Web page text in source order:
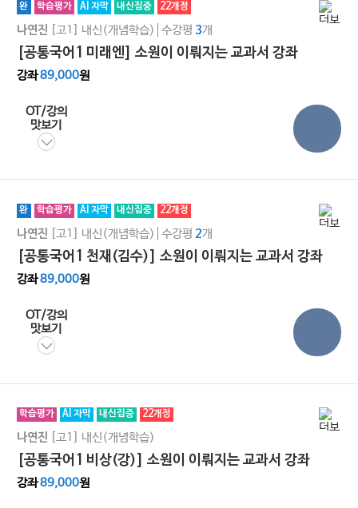
완 학습평가 AI 자막 내신집중 22개정
나연진 [고1] 내신(개념학습) 수강평 3개
[공통국어1 미래엔] 소원이 이뤄지는 교과서 강좌
강좌89,000원
OT/강의
맛보기
완 학습평가 AI 자막 내신집중 22개정
나연진 [고1] 내신(개념학습) 수강평 2개
[공통국어1 천재(김수)] 소원이 이뤄지는 교과서 강좌
강좌89,000원
OT/강의
맛보기
학습평가 AI 자막 내신집중 22개정
나연진 [고1] 내신(개념학습)
[공통국어1 비상(강)] 소원이 이뤄지는 교과서 강좌
강좌89,000원